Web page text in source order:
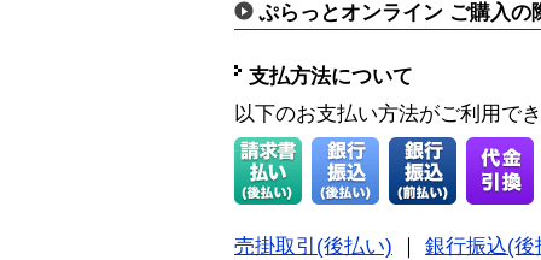
ぷらっとオンライン ご購入の
支払方法について
以下のお支払い方法がご利用で
売掛取引(後払い)
銀行振込(後